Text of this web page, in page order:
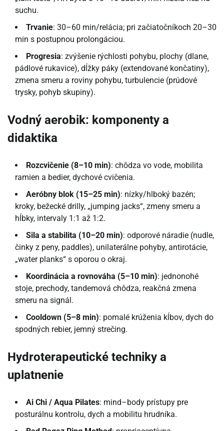
suchu.
Trvanie: 30–60 min/relácia; pri začiatočníkoch 20–30
min s postupnou prolongáciou.
Progresia: zvýšenie rýchlosti pohybu, plochy (dlane,
pádlové rukavice), dĺžky páky (extendované končatiny),
zmena smeru a roviny pohybu, turbulencie (prúdové
trysky, pohyb skupiny).
Vodný aerobik: komponenty a
didaktika
Rozcvičenie (8–10 min): chôdza vo vode, mobilita
ramien a bedier, dychové cvičenia.
Aeróbny blok (15–25 min): nízky/hlboký bazén;
kroky, bežecké drilly, „jumping jacks“, zmeny smeru a
hĺbky, intervaly 1:1 až 1:2.
Sila a stabilita (10–20 min): odporové náradie (nudle,
činky z peny, paddles), unilaterálne pohyby, antirotácie,
„water planks“ s oporou o okraj.
Koordinácia a rovnováha (5–10 min): jednonohé
stoje, prechody, tandemová chôdza, reakčná zmena
smeru na signál.
Cooldown (5–8 min): pomalé krúženia kĺbov, dych do
spodných rebier, jemný strečing.
Hydroterapeutické techniky a
uplatnenie
Ai Chi / Aqua Pilates: mind–body prístupy pre
posturálnu kontrolu, dych a mobilitu hrudníka.